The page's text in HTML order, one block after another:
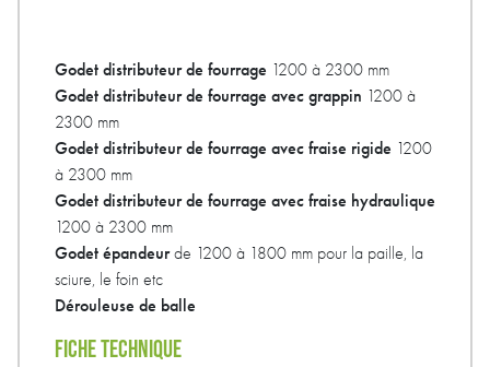
Godet distributeur de fourrage 1200 à 2300 mm
Godet distributeur de fourrage avec grappin 1200 à
2300 mm
Godet distributeur de fourrage avec fraise rigide 1200
à 2300 mm
Godet distributeur de fourrage avec fraise hydraulique
1200 à 2300 mm
Godet épandeurde 1200 à 1800 mm pour la paille, la
sciure, le foin etc
Dérouleuse de balle
FICHE TECHNIQUE